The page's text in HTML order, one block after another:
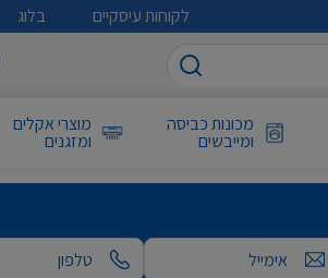
לקוחות עיסקיים בלוג
מכונות כביסה
ומייבשים
מוצרי אקלים
ומזגנים
אימייל